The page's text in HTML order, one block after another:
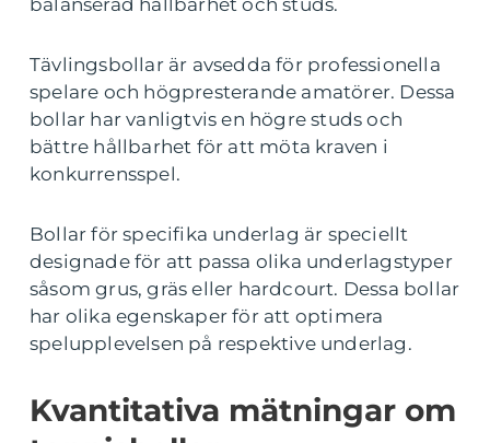
Tävlingsbollar är avsedda för professionella
spelare och högpresterande amatörer. Dessa
bollar har vanligtvis en högre studs och
bättre hållbarhet för att möta kraven i
konkurrensspel.
Bollar för specifika underlag är speciellt
designade för att passa olika underlagstyper
såsom grus, gräs eller hardcourt. Dessa bollar
har olika egenskaper för att optimera
spelupplevelsen på respektive underlag.
Kvantitativa mätningar om